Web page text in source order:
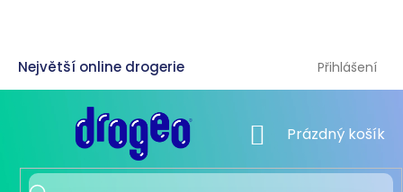
Přihlášení
NÁKUPNÍ KOŠÍK
Prázdný košík